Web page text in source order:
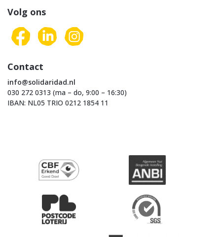
Volg ons
Contact
info@solidaridad.nl
030 272 0313 (ma – do, 9:00 – 16:30)
IBAN: NL05 TRIO 0212 1854 11